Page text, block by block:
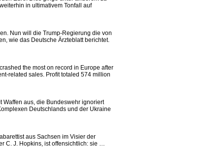
in ultimativem Tonfall auf
Nun will die Trump-Regierung die von
wie das Deutsche Ärzteblatt berichtet.
the most on record in Europe after
related sales. Profit totaled 574 million
Waffen aus, die Bundeswehr ignoriert
Deutschlands und der Ukraine
aus Sachsen im Visier der
C. J. Hopkins, ist offensichtlich: sie …